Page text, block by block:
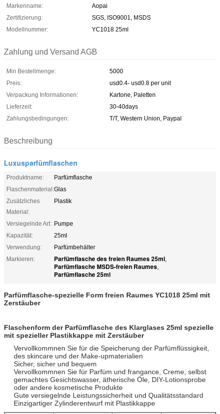
Markenname:
Aopai
Zertifizierung:
SGS, ISO9001, MSDS
Modellnummer:
YC1018 25ml
Zahlung und Versand AGB
Min Bestellmenge:
5000
Preis:
usd0.4- usd0.8 per unit
Verpackung Informationen:
Kartone, Paletten
Lieferzeit:
30-40days
Zahlungsbedingungen:
T/T, Western Union, Paypal
Beschreibung
Luxusparfümflaschen
Produktname:
Parfümflasche
Flaschenmaterial:Glas
Zusätzliches
Material:
Plastik
Versiegelnde Art: Pumpe
Kapazität:
25ml
Verwendung:
Parfümbehälter
Markieren:
Parfümflasche des freien Raumes 25ml,
Parfümflasche MSDS-freien Raumes,
Parfümflasche 25ml
Parfümflasche-spezielle Form freien Raumes YC1018 25ml mit
Zerstäuber
Flaschenform der Parfümflasche des Klarglases 25ml spezielle
mit spezieller Plastikkappe mit Zerstäuber
Vervollkommnen Sie für die Speicherung der Parfümflüssigkeit,
des skincare und der Make-upmaterialien
Sicher, sicher und bequem
Vervollkommnen Sie für Parfüm und frangance, Creme, selbst
gemachtes Gesichtswasser, ätherische Öle, DIY-Lotionsprobe
oder andere kosmetische Produkte
Gute versiegelnde Leistungssicherheit und Qualitätsstandard
Einzigartiger Zylinderentwurf mit Plastikkappe